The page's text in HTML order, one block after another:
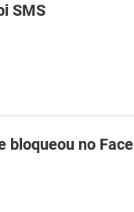
SMS
bloqueou no Face